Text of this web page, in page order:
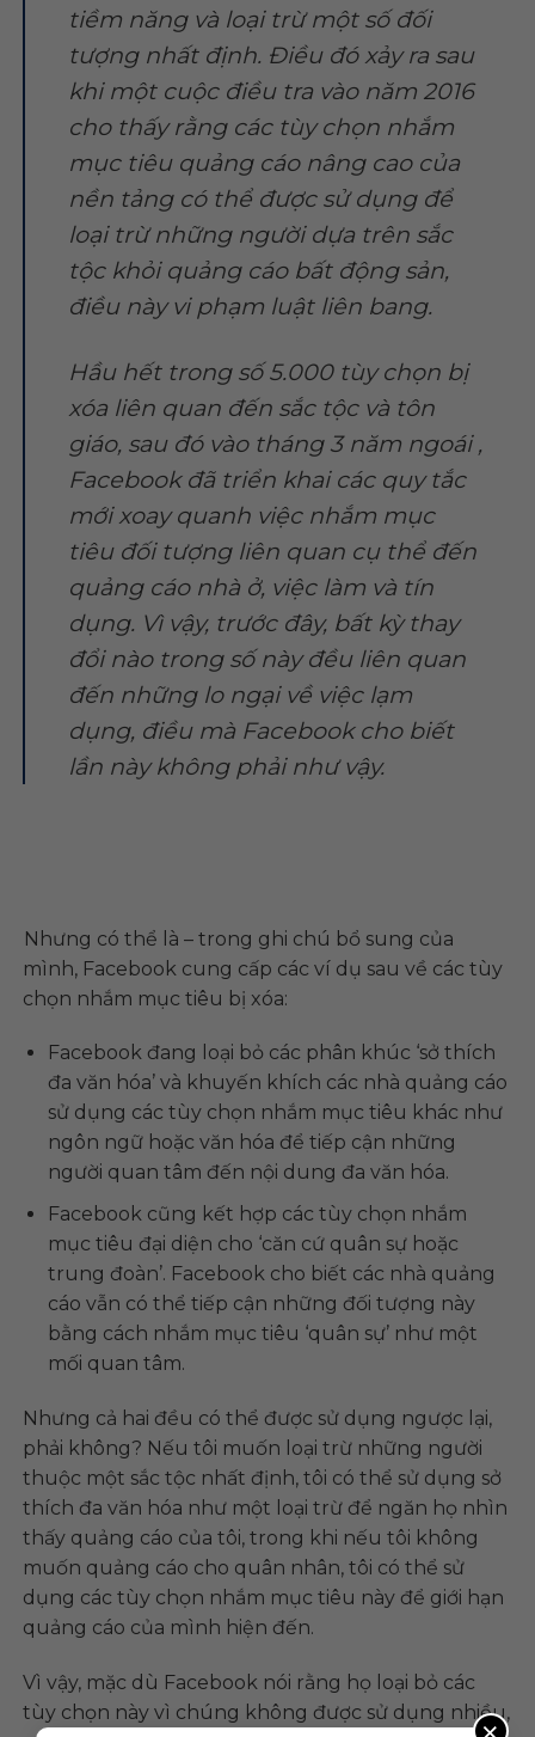
tiềm năng và loại trừ một số đối
tượng nhất định. Điều đó xảy ra sau
khi một cuộc điều tra vào năm 2016
cho thấy rằng các tùy chọn nhắm
mục tiêu quảng cáo nâng cao của
nền tảng có thể được sử dụng để
loại trừ những người dựa trên sắc
tộc khỏi quảng cáo bất động sản,
điều này vi phạm luật liên bang.
Hầu hết trong số 5.000 tùy chọn bị
xóa liên quan đến sắc tộc và tôn
giáo, sau đó vào tháng 3 năm ngoái ,
Facebook đã triển khai các quy tắc
mới xoay quanh việc nhắm mục
tiêu đối tượng liên quan cụ thể đến
quảng cáo nhà ở, việc làm và tín
dụng. Vì vậy, trước đây, bất kỳ thay
đổi nào trong số này đều liên quan
đến những lo ngại về việc lạm
dụng, điều mà Facebook cho biết
lần này không phải như vậy.
Nhưng có thể là – trong ghi chú bổ sung của
mình, Facebook cung cấp các ví dụ sau về các tùy
chọn nhắm mục tiêu bị xóa:
Facebook đang loại bỏ các phân khúc ‘sở thích
đa văn hóa’ và khuyến khích các nhà quảng cáo
sử dụng các tùy chọn nhắm mục tiêu khác như
ngôn ngữ hoặc văn hóa để tiếp cận những
người quan tâm đến nội dung đa văn hóa.
Facebook cũng kết hợp các tùy chọn nhắm
mục tiêu đại diện cho ‘căn cứ quân sự hoặc
trung đoàn’. Facebook cho biết các nhà quảng
cáo vẫn có thể tiếp cận những đối tượng này
bằng cách nhắm mục tiêu ‘quân sự’ như một
mối quan tâm.
Nhưng cả hai đều có thể được sử dụng ngược lại,
phải không? Nếu tôi muốn loại trừ những người
thuộc một sắc tộc nhất định, tôi có thể sử dụng sở
thích đa văn hóa như một loại trừ để ngăn họ nhìn
thấy quảng cáo của tôi, trong khi nếu tôi không
muốn quảng cáo cho quân nhân, tôi có thể sử
dụng các tùy chọn nhắm mục tiêu này để giới hạn
quảng cáo của mình hiện đến.
Vì vậy, mặc dù Facebook nói rằng họ loại bỏ các
tùy chọn này vì chúng không được sử dụng nhiều,